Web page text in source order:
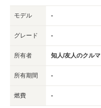
モデル -
グレード -
所有者 知人/友人のクルマ
所有期間 -
燃費 -